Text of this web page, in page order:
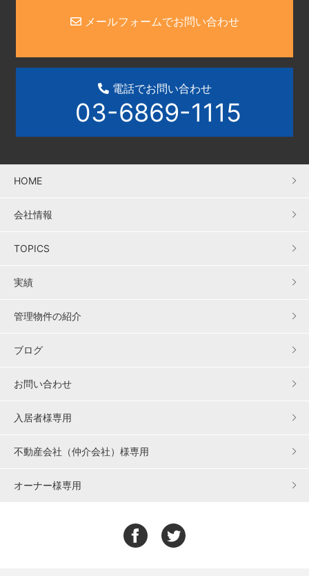
メールフォームでお問い合わせ
電話でお問い合わせ
03-6869-1115
HOME
会社情報
TOPICS
実績
管理物件の紹介
ブログ
お問い合わせ
入居者様専用
不動産会社（仲介会社）様専用
オーナー様専用